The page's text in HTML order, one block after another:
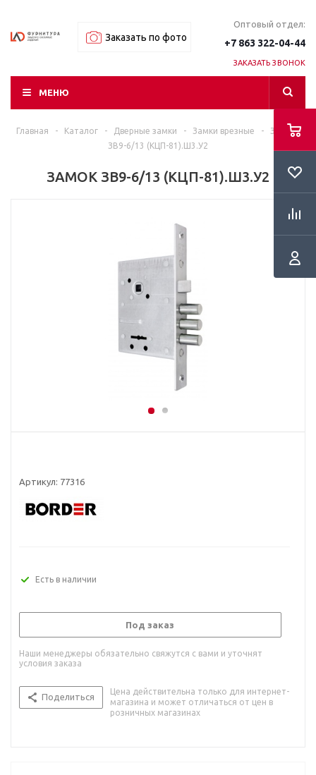
Заказать по фото
Оптовый отдел:
+7 863 322-04-44
ЗАКАЗАТЬ ЗВОНОК
МЕНЮ
Главная - Каталог - Дверные замки - Замки врезные -
ЗАМОК
ЗВ9-6/13 (КЦП-81).Ш3.У2
ЗАМОК ЗВ9-6/13 (КЦП-81).Ш3.У2
Артикул: 77316
Есть в наличии
Под заказ
Наши менеджеры обязательно свяжутся с вами и уточнят
условия заказа
Поделиться
Цена действительна только для интернет-
магазина и может отличаться от цен в
розничных магазинах